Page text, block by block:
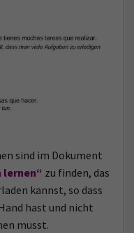
sind im Dokument
lernen“ zu finden, das
kannst, so dass
hast und nicht
musst.